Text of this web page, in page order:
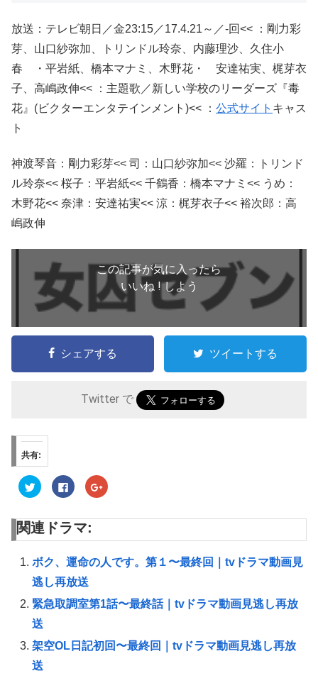
放送：テレビ朝日／金23:15／17.4.21～／-回<< ：剛力彩
芽、山口紗弥加、トリンドル玲奈、内藤理沙、久住小
春 ・平岩紙、橋本マナミ、木野花・ 安達祐実、梶芽衣
子、高嶋政伸<< ：主題歌／新しい学校のリーダーズ『毒
花』(ビクターエンタテインメント)<< ： 公式サイト キャス
ト
神渡琴音：剛力彩芽<< 司：山口紗弥加<< 沙羅：トリンド
ル玲奈<< 桜子：平岩紙<< 千鶴香：橋本マナミ<< うめ：
木野花<< 奈津：安達祐実<< 涼：梶芽衣子<< 裕次郎：高
嶋政伸
この記事が気に入ったら
いいね ! しよう
シェアする ツイートする
Twitter で
共有:
ク
リ
し
て
T
w
t
t
e
r
共
有
(
新
い
ウ
ィ
ン
F
a
b
o
k
共
有
す
る
は
ク
し
て
ク
リ
し
o
g
l
共
有
い
ウ
関連ドラマ:
ボク、運命の人です。第１〜最終回｜tvドラマ動画見
逃し再放送
緊急取調室第1話〜最終話｜tvドラマ動画見逃し再放
送
架空OL日記初回〜最終回｜tvドラマ動画見逃し再放
送